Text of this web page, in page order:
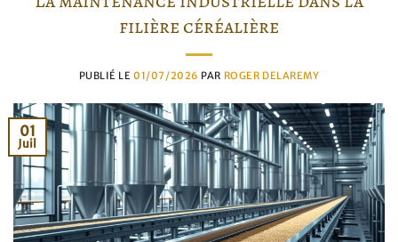
filière céréalière
PUBLIÉ LE01/07/2026 PAR ROGER DELAREMY
01
Juil